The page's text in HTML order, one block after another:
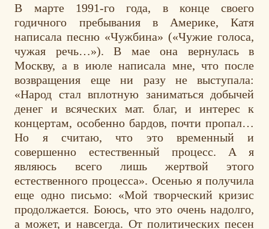
В марте 1991-го года, в конце своего
годичного пребывания в Америке, Катя
написала песню «Чужбина» («Чужие голоса,
чужая речь…»). В мае она вернулась в
Москву, а в июле написала мне, что после
возвращения еще ни разу не выступала:
«Народ стал вплотную заниматься добычей
денег и всяческих мат. благ, и интерес к
концертам, особенно бардов, почти пропал…
Но я считаю, что это временный и
совершенно естественный процесс. А я
являюсь всего лишь жертвой этого
естественного процесса». Осенью я получила
еще одно письмо: «Мой творческий кризис
продолжается. Боюсь, что это очень надолго,
а может, и навсегда. От политических песен